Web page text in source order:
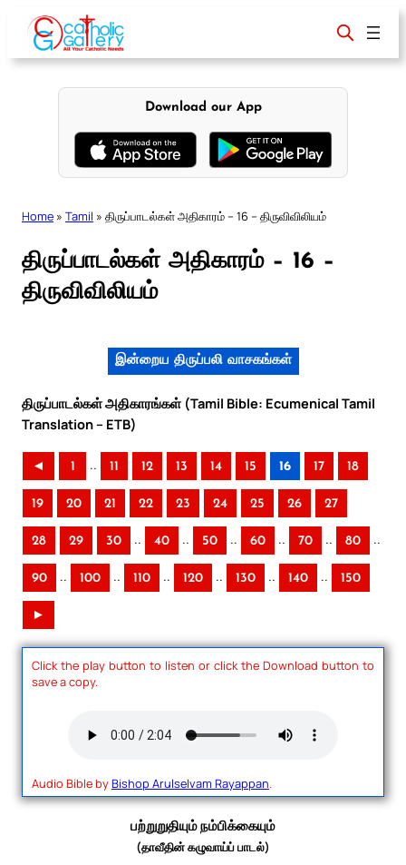
content
Download our App
Home » Tamil » திருப்பாடல்கள் அதிகாரம் – 16 – திருவிவிலியம்
திருப்பாடல்கள் அதிகாரம் – 16 –
திருவிவிலியம்
இன்றைய திருப்பலி வாசகங்கள்
திருப்பாடல்கள் அதிகாரங்கள் (Tamil Bible: Ecumenical Tamil
Translation – ETB)
◄ 1 .. 11 12 13 14 15 16 17 18
19 20 21 22 23 24 25 26 27
28 29 30 .. 40 .. 50 .. 60 .. 70 .. 80 ..
90 .. 100 .. 110 .. 120 .. 130 .. 140 .. 150
►
Click the play button to listen or click the Download button to
save a copy.
Audio Bible byBishop Arulselvam Rayappan.
பற்றுறுதியும் நம்பிக்கையும்
(தாவீதின் கழுவாய்ப் பாடல்)